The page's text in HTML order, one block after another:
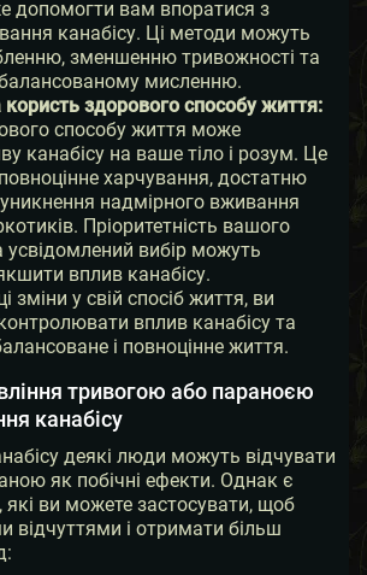
допомогти вам впоратися з
канабісу. Ці методи можуть
зменшенню тривожності та
мисленню.
користь здорового способу життя:
способу життя може
канабісу на ваше тіло і розум. Це
харчування, достатню
уникнення надмірного вживання
Пріоритетність вашого
усвідомлений вибір можуть
вплив канабісу.
у свій спосіб життя, ви
вплив канабісу та
і повноцінне життя.
тривогою або параноєю
канабісу
деякі люди можуть відчувати
як побічні ефекти. Однак є
які ви можете застосувати, щоб
відчуттями і отримати більш